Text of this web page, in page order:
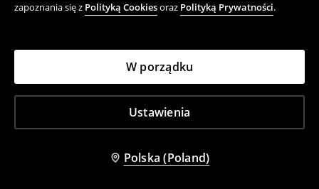
zapoznania się z Polityką Cookiesoraz Polityką Prywatności.
Ustawienia
W porządku
Polska (Poland)
Cena regularna